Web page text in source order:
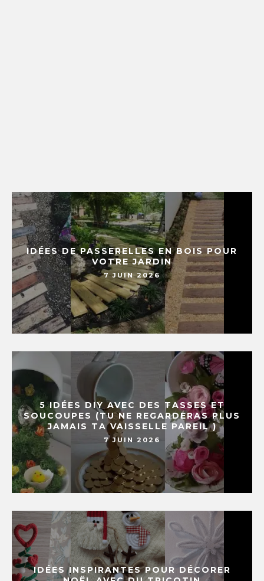
IDÉES DE PASSERELLES EN BOIS POUR
VOTRE JARDIN
7 JUIN 2026
5 IDÉES DIY AVEC DES TASSES ET
SOUCOUPES (TU NE REGARDERAS PLUS
JAMAIS TA VAISSELLE PAREIL )
7 JUIN 2026
IDÉES INSPIRANTES POUR DÉCORER